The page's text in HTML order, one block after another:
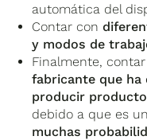
automática del
Contar con
y modos de
Finalmente,
fabricante que ha
producir
debido a que es
muchas